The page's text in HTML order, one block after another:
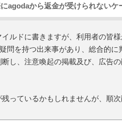
agodaから返金が受けられないケ
ルドに書きますが、利用者の皆
問を持つ出来事があり、総合的
し、注意喚起の掲載及び、広告
っているかもしれませんが、順次